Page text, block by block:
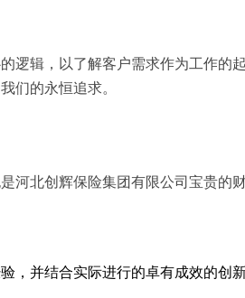
逻辑，以了解客户需求作为工作的
们的永恒追求。
河北创辉保险集团有限公司宝贵的
，并结合实际进行的卓有成效的创